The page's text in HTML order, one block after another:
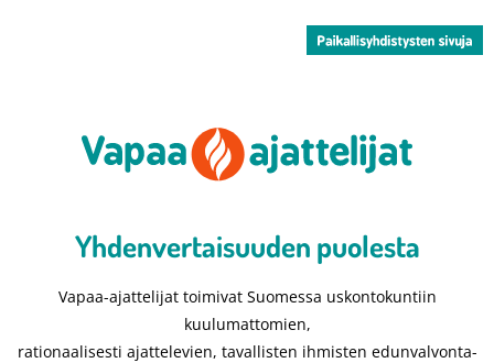
Yhdenvertaisuuden puolesta​
Vapaa-ajattelijat toimivat Suomessa uskontokuntiin
kuulumattomien,
rationaalisesti ajattelevien, tavallisten ihmisten edunvalvonta-